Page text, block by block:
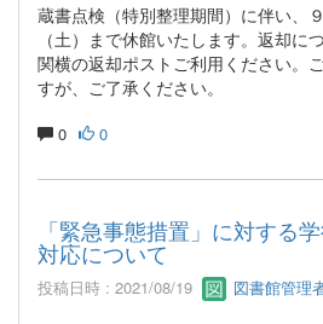
蔵書点検（特別整理期間）に伴い、
（土）まで休館いたします。返却に
関横の返却ポストご利用ください。
すが、ご了承ください。
0 0
「緊急事態措置」に対する
対応について
投稿日時 : 2021/08/19 図書館管理